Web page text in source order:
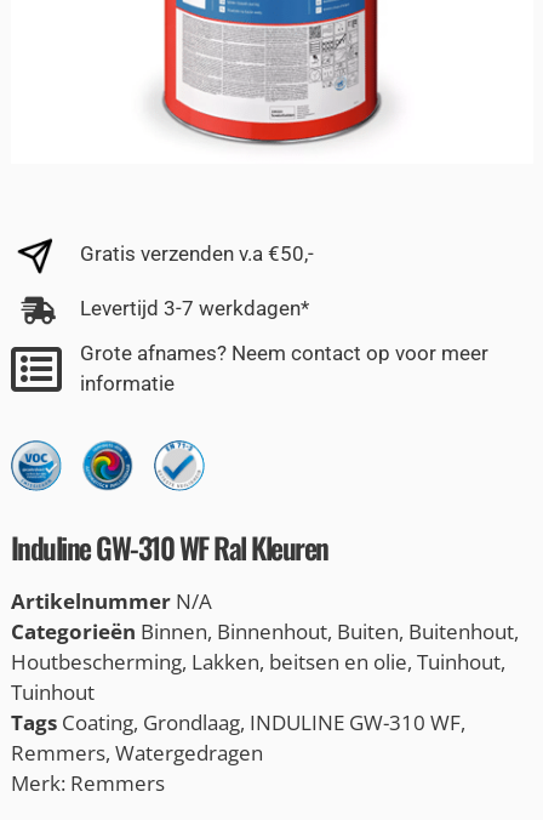
Gratis verzenden v.a €50,-
Levertijd 3-7 werkdagen*
Grote afnames? Neem contact op voor meer
informatie
Induline GW-310 WF Ral Kleuren
Artikelnummer N/A
Categorieën Binnen, Binnenhout, Buiten, Buitenhout,
Houtbescherming, Lakken, beitsen en olie, Tuinhout,
Tuinhout
Tags Coating, Grondlaag, INDULINE GW-310 WF,
Remmers, Watergedragen
Merk: Remmers